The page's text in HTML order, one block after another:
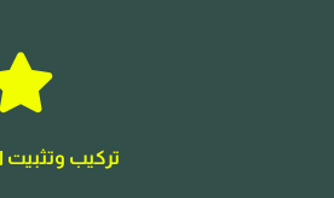
تركيب وتثبيت